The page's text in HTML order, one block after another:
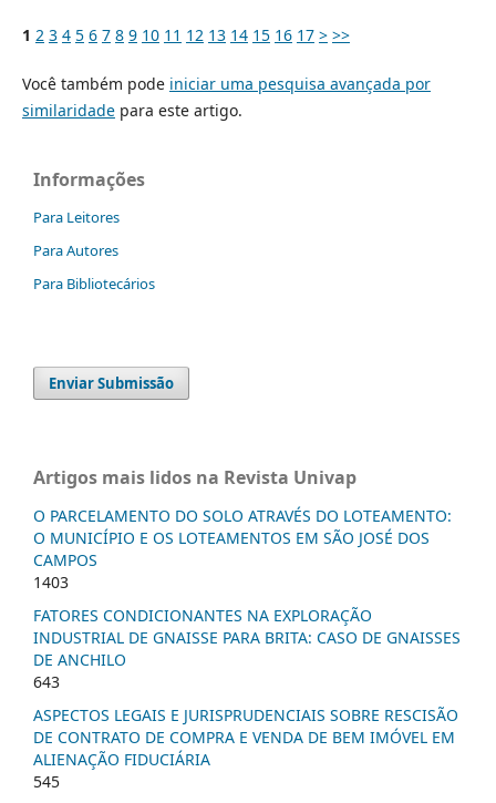
1 2 3 4 5 6 7 8 9 10 11 12 13 14 15 16 17 > >>
Você também pode iniciar uma pesquisa avançada por
similaridadepara este artigo.
Informações
Para Leitores
Para Autores
Para Bibliotecários
Enviar Submissão
Artigos mais lidos na Revista Univap
O PARCELAMENTO DO SOLO ATRAVÉS DO LOTEAMENTO:
O MUNICÍPIO E OS LOTEAMENTOS EM SÃO JOSÉ DOS
CAMPOS
1403
FATORES CONDICIONANTES NA EXPLORAÇÃO
INDUSTRIAL DE GNAISSE PARA BRITA: CASO DE GNAISSES
DE ANCHILO
643
ASPECTOS LEGAIS E JURISPRUDENCIAIS SOBRE RESCISÃO
DE CONTRATO DE COMPRA E VENDA DE BEM IMÓVEL EM
ALIENAÇÃO FIDUCIÁRIA
545